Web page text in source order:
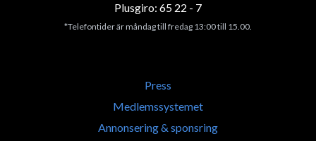
Plusgiro: 65 22 - 7
*Telefontider är måndag till fredag 13:00 till 15.00.
Press
Medlemssystemet
Annonsering & sponsring